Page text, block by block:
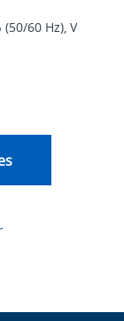
60 Hz), V